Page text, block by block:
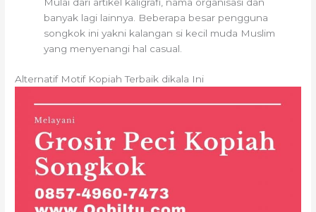
banyak lagi lainnya. Beberapa besar pengguna
songkok ini yakni kalangan si kecil muda Muslim
yang menyenangi hal casual.
Alternatif Motif Kopiah Terbaik dikala Ini